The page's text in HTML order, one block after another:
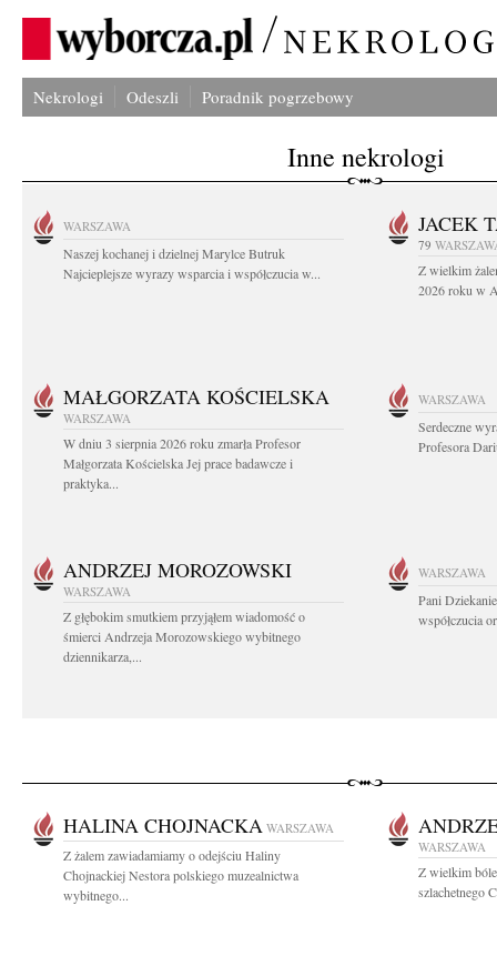
Nekrologi Odeszli Poradnik pogrzebowy
Inne nekrologi
WARSZAWA
Naszej kochanej i dzielnej Marylce Butruk
Najcieplejsze wyrazy wsparcia i współczucia w...
JACEK
79
Z wielkim
2026 roku w
MAŁGORZATA KOŚCIELSKA
WARSZAWA
W dniu 3 sierpnia 2026 roku zmarła Profesor
Małgorzata Kościelska Jej prace badawcze i
praktyka...
WARSZAWA
Serdeczne
Profesora
ANDRZEJ MOROZOWSKI
WARSZAWA
Z głębokim smutkiem przyjąłem wiadomość o
śmierci Andrzeja Morozowskiego wybitnego
dziennikarza,...
WARSZAWA
Pani
współczucia
HALINA CHOJNACKA WARSZAWA
Z żalem zawiadamiamy o odejściu Haliny
Chojnackiej Nestora polskiego muzealnictwa
wybitnego...
WARSZAWA
Z wielkim
szlachetnego